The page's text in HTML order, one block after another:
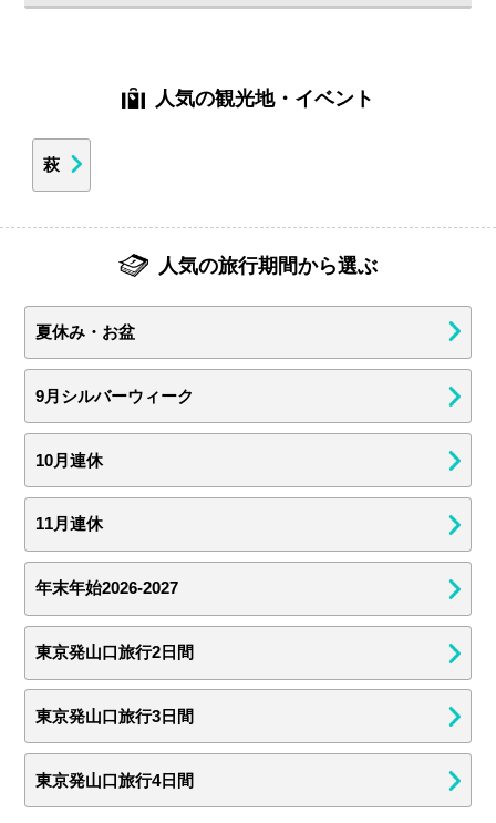
人気の観光地・イベント
萩
人気の旅行期間から選ぶ
夏休み・お盆
9月シルバーウィーク
10月連休
11月連休
年末年始2026-2027
東京発山口旅行2日間
東京発山口旅行3日間
東京発山口旅行4日間